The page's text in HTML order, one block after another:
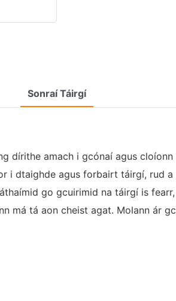
Sonraí Táirgí
dírithe amach i gcónaí agus
i dtaighde agus forbairt táirgí, rud
go gcuirimid na táirgí is
má tá aon cheist agat. Molann ár